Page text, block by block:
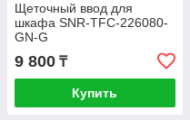
Щеточный ввод для
шкафа SNR-TFC-226080-
GN-G
9 800 ₸
Купить